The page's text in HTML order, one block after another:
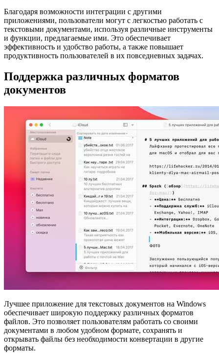
Благодаря возможности интеграции с другими
приложениями, пользователи могут с легкостью работать с
текстовыми документами, используя различные инструменты
и функции, предлагаемые ими. Это обеспечивает
эффективность и удобство работы, а также повышает
продуктивность пользователей в их повседневных задачах.
Поддержка различных форматов
документов
Лучшее приложение для текстовых документов на Windows
обеспечивает широкую поддержку различных форматов
файлов. Это позволяет пользователям работать со своими
документами в любом удобном формате, сохранять и
открывать файлы без необходимости конвертации в другие
форматы.